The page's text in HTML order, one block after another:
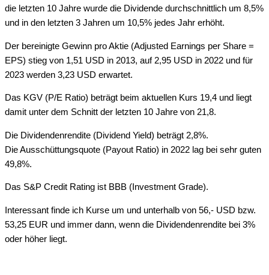
die letzten 10 Jahre wurde die Dividende durchschnittlich um 8,5%
und in den letzten 3 Jahren um 10,5% jedes Jahr erhöht.
Der bereinigte Gewinn pro Aktie (Adjusted Earnings per Share =
EPS) stieg von 1,51 USD in 2013, auf 2,95 USD in 2022 und für
2023 werden 3,23 USD erwartet.
Das KGV (P/E Ratio) beträgt beim aktuellen Kurs 19,4 und liegt
damit unter dem Schnitt der letzten 10 Jahre von 21,8.
Die Dividendenrendite (Dividend Yield) beträgt 2,8%.
Die Ausschüttungsquote (Payout Ratio) in 2022 lag bei sehr guten
49,8%.
Das S&P Credit Rating ist BBB (Investment Grade).
Interessant finde ich Kurse um und unterhalb von 56,- USD bzw.
53,25 EUR und immer dann, wenn die Dividendenrendite bei 3%
oder höher liegt.